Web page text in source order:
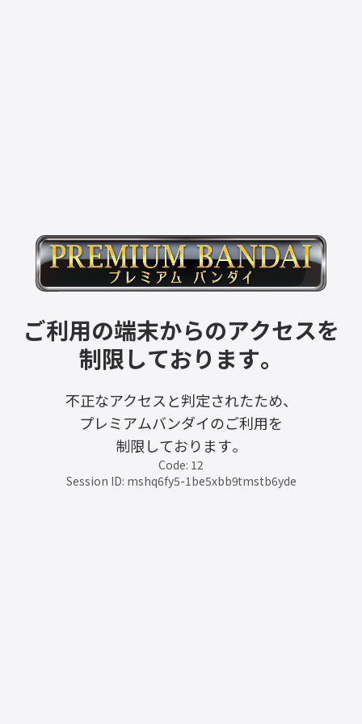
ご利用の端末からのアクセスを
制限しております。
不正なアクセスと判定されたため、
プレミアムバンダイのご利用を
制限しております。
Code: 12
Session ID: mshq6fy5-1be5xbb9tmstb6yde